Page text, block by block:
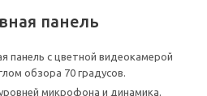
панель
панель с цветной видеокамерой
обзора 70 градусов.
микрофона и динамика.